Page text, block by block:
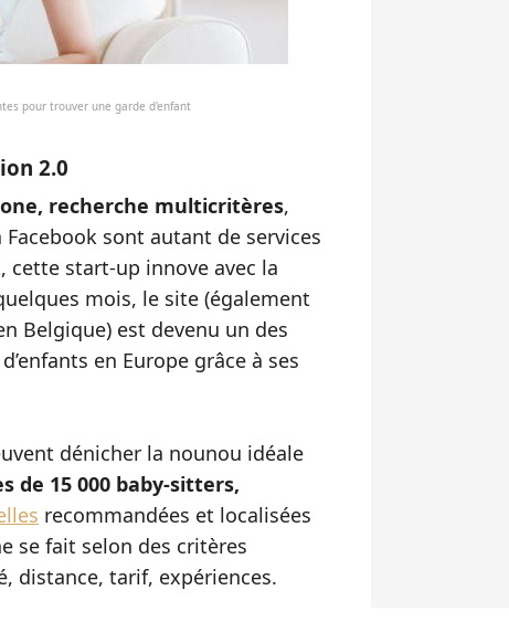
pour trouver une garde d'enfant
2.0
recherche multicritères,
sont autant de services
cette start-up innove avec la
mois, le site (également
Belgique) est devenu un des
en Europe grâce à ses
dénicher la nounou idéale
de 15 000 baby-sitters,
recommandées et localisées
se fait selon des critères
distance, tarif, expériences.